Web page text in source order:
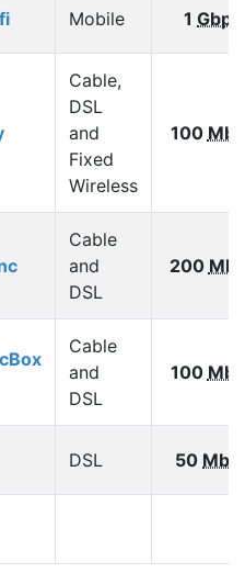
Mobile 1 Gbps
Cable,
DSL
and
Fixed
Wireless
100
Cable
and
DSL
200
Cable
and
DSL
100
DSL 50